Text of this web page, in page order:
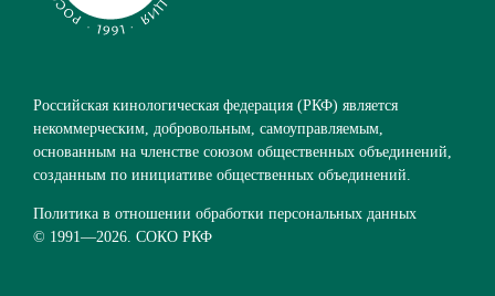
Российская кинологическая федерация (РКФ) является
некоммерческим, добровольным, самоуправляемым,
основанным на членстве союзом общественных объединений,
созданным по инициативе общественных объединений.
Политика в отношении обработки персональных данных
© 1991—2026. СОКО РКФ